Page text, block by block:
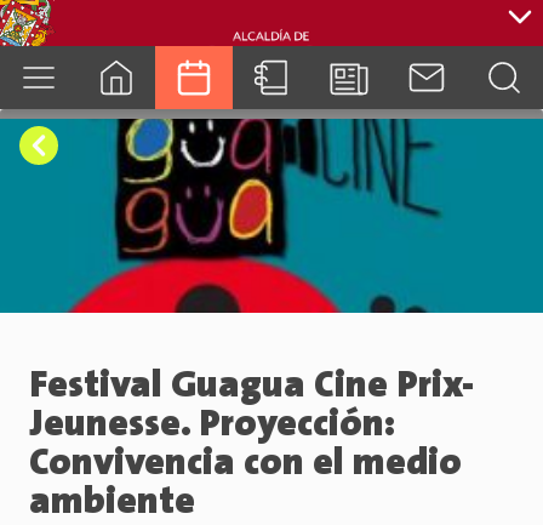
cuenca.gob.ec
Festival Guagua Cine Prix-
Jeunesse. Proyección:
Convivencia con el medio
ambiente